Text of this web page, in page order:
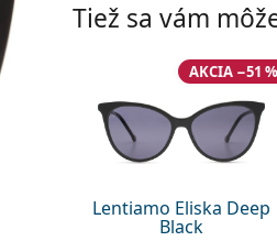
Tiež sa vám
Lentiamo Eliska Deep
Black
AKCIA −51 %